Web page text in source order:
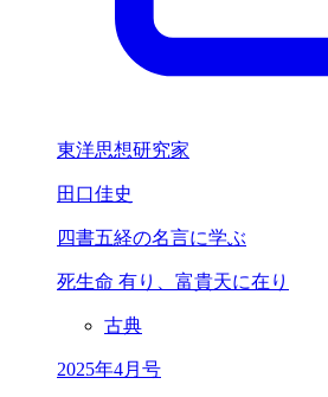
東洋思想研究家
田口佳史
四書五経の名言に学ぶ
死生命 有り、 富貴天に在り
古典
2025年4月号